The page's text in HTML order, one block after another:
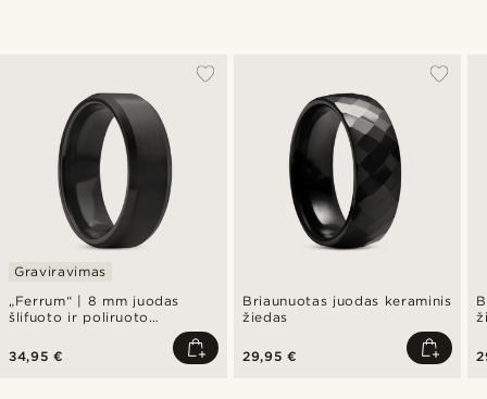
„Ferrum“ | 8 mm juodas
šlifuoto ir poliruoto
nuožulniais kraštais
Graviravimas
34,95 €
Briaunuotas juodas keraminis
žiedas
29,95 €